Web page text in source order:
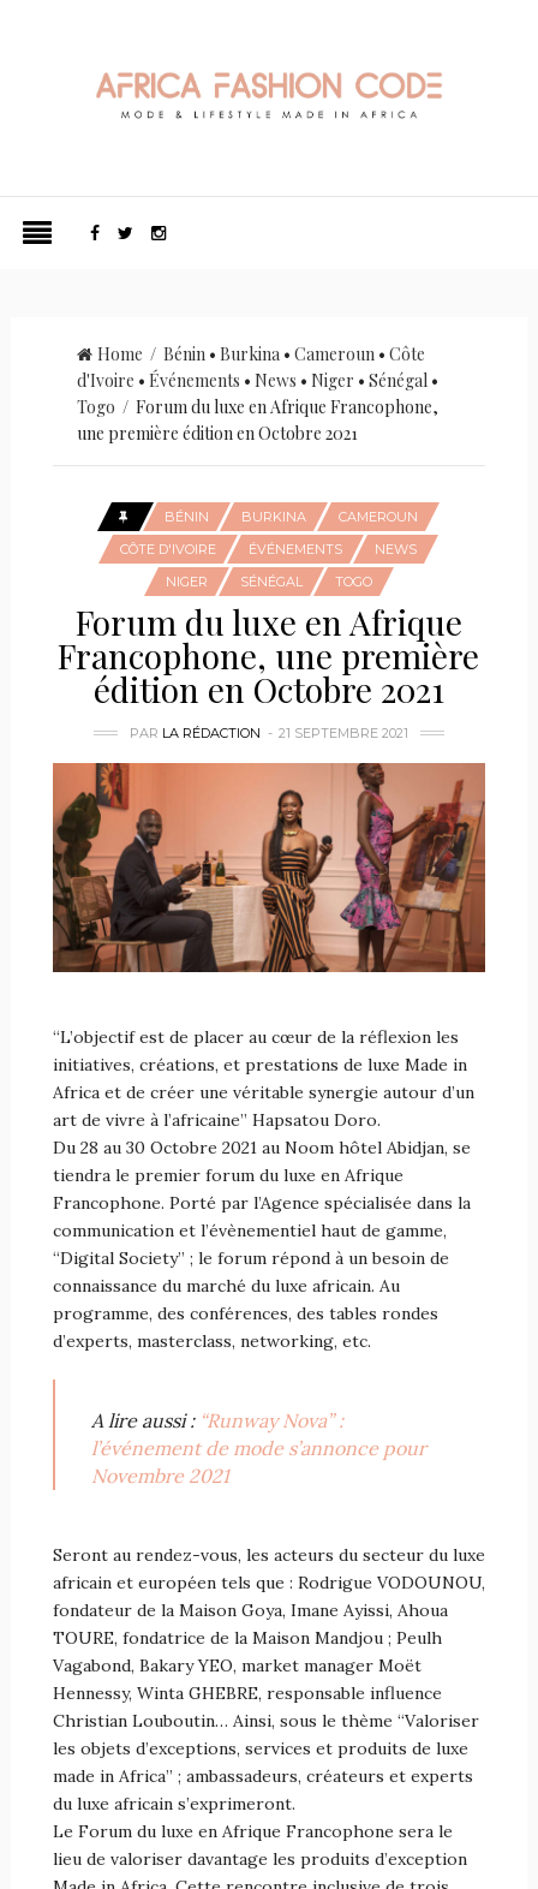
Home / Bénin• Burkina• Cameroun• Côte
d'Ivoire • Événements • News • Niger • Sénégal•
Togo / Forum du luxe en Afrique Francophone,
une première édition en Octobre 2021
BÉNIN BURKINA
CAMEROUN
CÔTE D'IVOIRE
ÉVÉNEMENTS
NEWS
NIGER
SÉNÉGAL TOGO
Forum du luxe en Afrique
Francophone, une première
édition en Octobre 2021
PAR LA RÉDACTION 21 SEPTEMBRE 2021
“L’objectif est de placer au cœur de la réflexion les
initiatives, créations, et prestations de luxe Made in
Africa et de créer une véritable synergie autour d’un
art de vivre à l’africaine” Hapsatou Doro.
Du 28 au 30 Octobre 2021 au Noom hôtel Abidjan, se
tiendra le premier forum du luxe en Afrique
Francophone. Porté par l’Agence spécialisée dans la
communication et l’évènementiel haut de gamme,
“Digital Society” ; le forum répond à un besoin de
connaissance du marché du luxe africain. Au
programme, des conférences, des tables rondes
d’experts, masterclass, networking, etc.
A lire aussi :“Runway Nova” :
l’événement de mode s’annonce pour
Novembre 2021
Seront au rendez-vous, les acteurs du secteur du luxe
africain et européen tels que : Rodrigue VODOUNOU,
fondateur de la Maison Goya, Imane Ayissi, Ahoua
TOURE, fondatrice de la Maison Mandjou ; Peulh
Vagabond, Bakary YEO, market manager Moët
Hennessy, Winta GHEBRE, responsable influence
Christian Louboutin… Ainsi, sous le thème “Valoriser
les objets d’exceptions, services et produits de luxe
made in Africa” ; ambassadeurs, créateurs et experts
du luxe africain s’exprimeront.
Le Forum du luxe en Afrique Francophone sera le
lieu de valoriser davantage les produits d’exception